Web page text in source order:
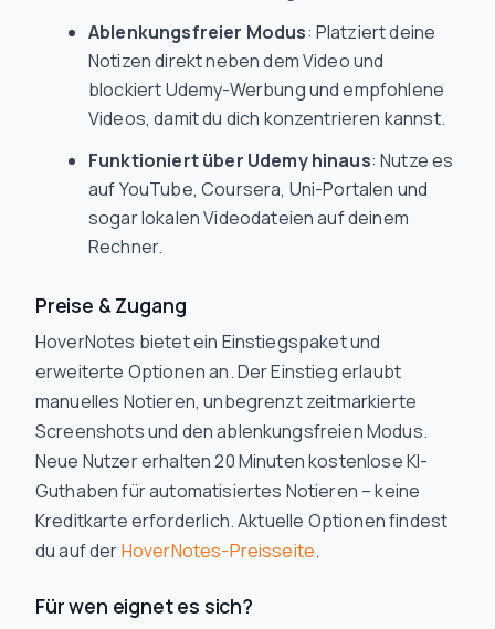
Ablenkungsfreier Modus: Platziert deine
Notizen direkt neben dem Video und
blockiert Udemy-Werbung und empfohlene
Videos, damit du dich konzentrieren kannst.
Funktioniert über Udemy hinaus: Nutze es
auf YouTube, Coursera, Uni-Portalen und
sogar lokalen Videodateien auf deinem
Rechner.
Preise & Zugang
HoverNotes bietet ein Einstiegspaket und
erweiterte Optionen an. Der Einstieg erlaubt
manuelles Notieren, unbegrenzt zeitmarkierte
Screenshots und den ablenkungsfreien Modus.
Neue Nutzer erhalten 20 Minuten kostenlose KI-
Guthaben für automatisiertes Notieren – keine
Kreditkarte erforderlich. Aktuelle Optionen findest
du auf derHoverNotes-Preisseite.
Für wen eignet es sich?